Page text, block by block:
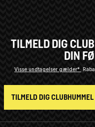
TILMELD DIG
DIN
Visse undtagelser gælder*
TILMELD DIG CLUBHUMMEL